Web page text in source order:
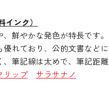
ンク）
鮮やかな発色が特長です。
れており、公的文書など
筆記線は太めで、筆記距離
リップ サラサナノ